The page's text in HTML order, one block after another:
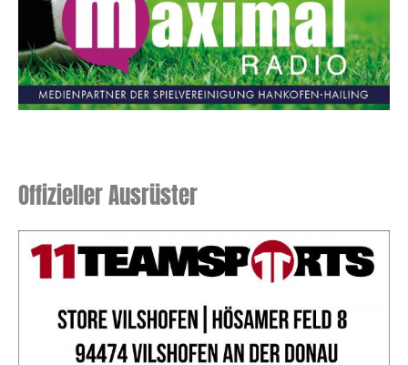
Offizieller Ausrüster